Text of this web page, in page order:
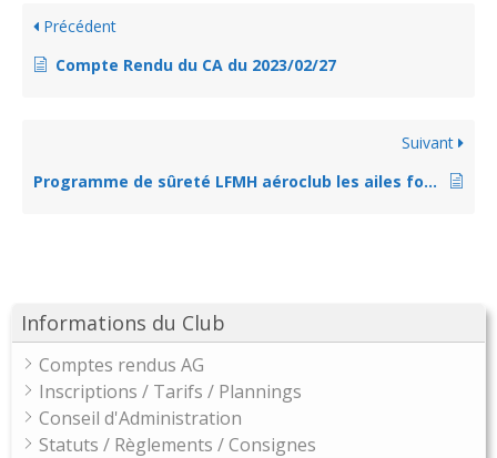
Informations du Club
Comptes rendus AG
Inscriptions / Tarifs / Plannings
Conseil d'Administration
Statuts / Règlements / Consignes
Précédent
Compte Rendu du CA du 2023/02/27
Suivant
Programme de sûreté LFMH aéroclub les ailes forézienne (hangar rouméas) 2024